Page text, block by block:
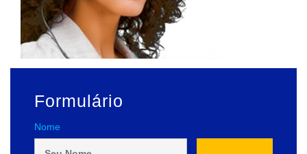
Formulário
Nome